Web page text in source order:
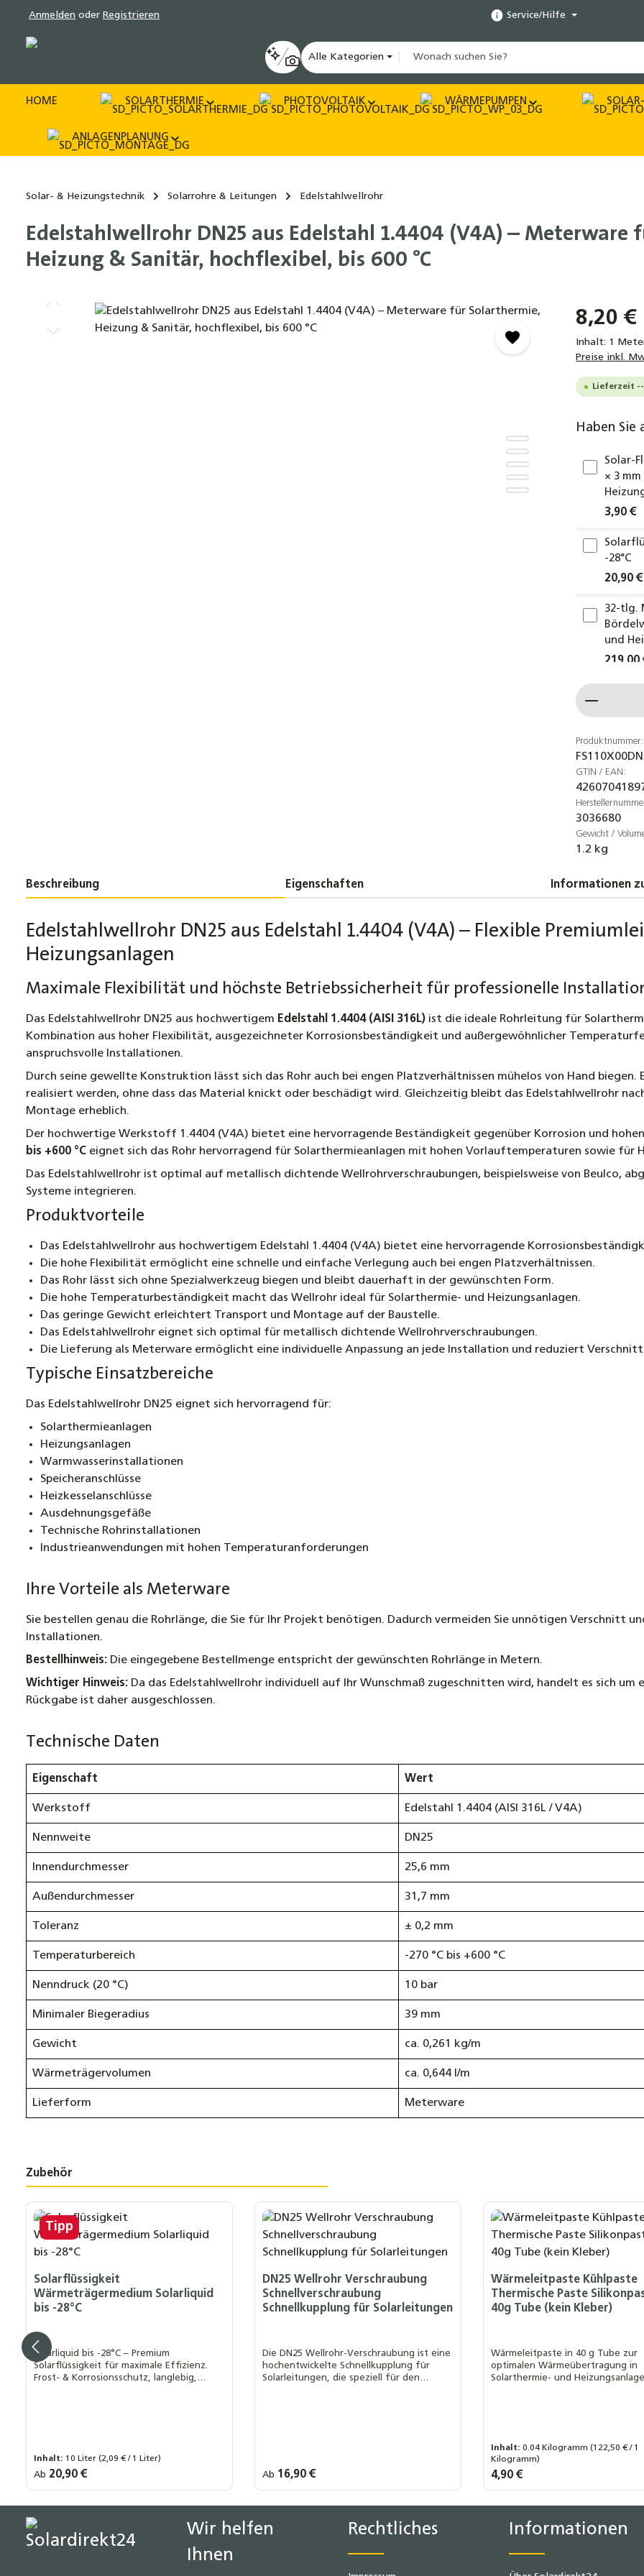
Zur Hauptnavigation springen
Anmelden oder Registrieren Service/Hilfe
Alle Kategorien
HOME SOLARTHERMIE PHOTOVOLTAIK WÄRMEPUMPEN
ANLAGENPLANUNG
Solar- & Heizungstechnik Solarrohre & Leitungen Edelstahlwellrohr
Edelstahlwellrohr DN25 aus Edelstahl 1.4404 (V4A) – Meterware
Heizung & Sanitär, hochflexibel, bis 600 °C
Bildergalerie überspringen 8,20 €
Inhalt: 1
Preise inkl.
Lieferzeit --
Haben Sie
Solar-
× 3
3,90 €
-28°C
20,90 €
32-tlg.
und
219,00
10er-
3,25 €
4er-
260°C
Cleaner
12,50 €
Set
3,35 €
Profi-
Produktnummer:
GTIN / EAN:
3036680
Gewicht /
1.2 kg
Beschreibung Eigenschaften Informationen
Edelstahlwellrohr DN25 aus Edelstahl 1.4404 (V4A) – Flexible
Heizungsanlagen
Maximale Flexibilität und höchste Betriebssicherheit für professionelle
Das Edelstahlwellrohr DN25 aus hochwertigem Edelstahl 1.4404 (AISI 316L) ist die ideale Rohrleitung für
Kombination aus hoher Flexibilität, ausgezeichneter Korrosionsbeständigkeit und außergewöhnlicher
anspruchsvolle Installationen.
Durch seine gewellte Konstruktion lässt sich das Rohr auch bei engen Platzverhältnissen mühelos von Hand biegen.
realisiert werden, ohne dass das Material knickt oder beschädigt wird. Gleichzeitig bleibt das Edelstahlwellrohr
Montage erheblich.
Der hochwertige Werkstoff 1.4404 (V4A) bietet eine hervorragende Beständigkeit gegenüber Korrosion und
bis +600 °C eignet sich das Rohr hervorragend für Solarthermieanlagen mit hohen Vorlauftemperaturen sowie für
Das Edelstahlwellrohr ist optimal auf metallisch dichtende Wellrohrverschraubungen, beispielsweise von Beulco,
Systeme integrieren.
Produktvorteile
Das Edelstahlwellrohr aus hochwertigem Edelstahl 1.4404 (V4A) bietet eine hervorragende
Die hohe Flexibilität ermöglicht eine schnelle und einfache Verlegung auch bei engen Platzverhältnissen.
Das Rohr lässt sich ohne Spezialwerkzeug biegen und bleibt dauerhaft in der gewünschten Form.
Die hohe Temperaturbeständigkeit macht das Wellrohr ideal für Solarthermie- und Heizungsanlagen.
Das geringe Gewicht erleichtert Transport und Montage auf der Baustelle.
Das Edelstahlwellrohr eignet sich optimal für metallisch dichtende Wellrohrverschraubungen.
Die Lieferung als Meterware ermöglicht eine individuelle Anpassung an jede Installation und reduziert
Typische Einsatzbereiche
Das Edelstahlwellrohr DN25 eignet sich hervorragend für:
Solarthermieanlagen
Heizungsanlagen
Warmwasserinstallationen
Speicheranschlüsse
Heizkesselanschlüsse
Ausdehnungsgefäße
Technische Rohrinstallationen
Industrieanwendungen mit hohen Temperaturanforderungen
Ihre Vorteile als Meterware
Sie bestellen genau die Rohrlänge, die Sie für Ihr Projekt benötigen. Dadurch vermeiden Sie unnötigen Verschnitt
Installationen.
Bestellhinweis: Die eingegebene Bestellmenge entspricht der gewünschten Rohrlänge in Metern.
Wichtiger Hinweis: Da das Edelstahlwellrohr individuell auf Ihr Wunschmaß zugeschnitten wird, handelt es sich um
Rückgabe ist daher ausgeschlossen.
Technische Daten
Eigenschaft Wert
Werkstoff Edelstahl 1.4404 (AISI 316L / V4A)
Nennweite DN25
Innendurchmesser 25,6 mm
Außendurchmesser 31,7 mm
Toleranz ± 0,2 mm
Temperaturbereich -270 °C bis +600 °C
Nenndruck (20 °C) 10 bar
Minimaler Biegeradius 39 mm
Gewicht ca. 0,261 kg/m
Wärmeträgervolumen ca. 0,644 l/m
Lieferform Meterware
Zubehör
Produktgalerie überspringen
Tipp
Solarflüssigkeit
Wärmeträgermedium Solarliquid
bis -28°C
Solarliquid bis -28°C – Premium
Solarflüssigkeit für maximale Effizienz.
Frost- & Korrosionsschutz, langlebig,
Inhalt: 10 Liter(2,09 € / 1 Liter)
Regulärer Preis:
Ab 20,90 €
Liter:
10 Liter
DN25 Wellrohr Verschraubung
Schnellverschraubung
Schnellkupplung für Solarleitungen
Die DN25 Wellrohr-Verschraubung ist eine
hochentwickelte Schnellkupplung für
Solarleitungen, die speziell für den
Regulärer Preis:
Ab 16,90 €
Art Wellrohrverschraubung größen:
DN25 x 1 Zoll AG
Wärmeleitpaste Kühlpaste
Thermische Paste
40g Tube (kein Kleber)
Wärmeleitpaste in 40 g Tube zur
optimalen Wärmeübertragung in
Solarthermie- und
Inhalt:0.04 Kilogramm(122,50 € / 1
Kilogramm)
Regulärer Preis:
4,90 €
Wir helfen
Ihnen
Rechtliches Informationen